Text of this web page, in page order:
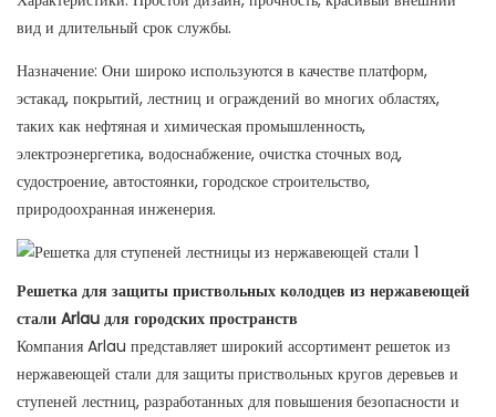
вид и длительный срок службы.
Назначение: Они широко используются в качестве платформ,
эстакад, покрытий, лестниц и ограждений во многих областях,
таких как нефтяная и химическая промышленность,
электроэнергетика, водоснабжение, очистка сточных вод,
судостроение, автостоянки, городское строительство,
природоохранная инженерия.
Решетка для защиты приствольных колодцев из нержавеющей
стали Arlau для городских пространств
Компания Arlau представляет широкий ассортимент решеток из
нержавеющей стали для защиты приствольных кругов деревьев и
ступеней лестниц, разработанных для повышения безопасности и